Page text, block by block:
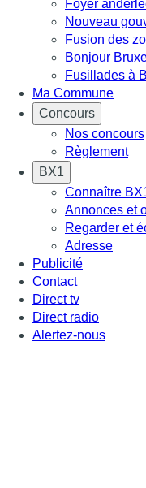
Foyer
Nouveau
Fusion des
Bonjour
Fusillades à
Ma Commune
Concours
Nos concours
Règlement
BX1
Connaître
Annonces et
Regarder et
Adresse
Publicité
Contact
Direct tv
Direct radio
Alertez-nous